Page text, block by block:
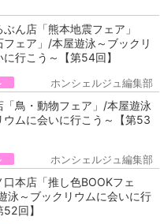
ん店「熊本地震フェア」
フェア」/本屋遊泳～ブックリ
行こう～【第54回】
ホンシェルジュ編集部
「鳥・動物フェア」/本屋遊泳
ウムに会いに行こう～【第53
ホンシェルジュ編集部
本店「推し色BOOKフェ
泳～ブックリウムに会いに行
回】